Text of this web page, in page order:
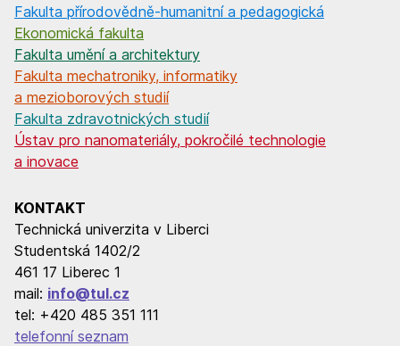
Fakulta přírodovědně-humanitní a pedagogická
Ekonomická fakulta
Fakulta umění a architektury
Fakulta mechatroniky, informatiky
a mezioborových studií
Fakulta zdravotnických studií
Ústav pro nanomateriály, pokročilé technologie
a inovace
KONTAKT
Technická univerzita v Liberci
Studentská 1402/2
461 17 Liberec 1
mail: info@tul.cz
tel: +420 485 351 111
telefonní seznam